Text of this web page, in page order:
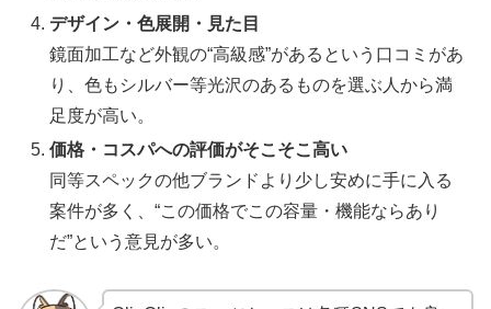
デザイン・色展開・見た目
鏡面加工など外観の“高級感”があるという口コミがあ
り、色もシルバー等光沢のあるものを選ぶ人から満
足度が高い。
価格・コスパへの評価がそこそこ高い
同等スペックの他ブランドより少し安めに手に入る
案件が多く、“この価格でこの容量・機能ならあり
だ”という意見が多い。